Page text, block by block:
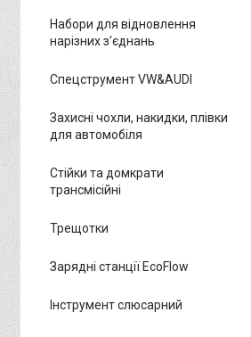
Набори для відновлення
нарізних з'єднань
Спецструмент VW&AUDI
Захисні чохли, накидки, плівки
для автомобіля
Стійки та домкрати
трансмісійні
Трещотки
Зарядні станції EcoFlow
Інструмент слюсарний